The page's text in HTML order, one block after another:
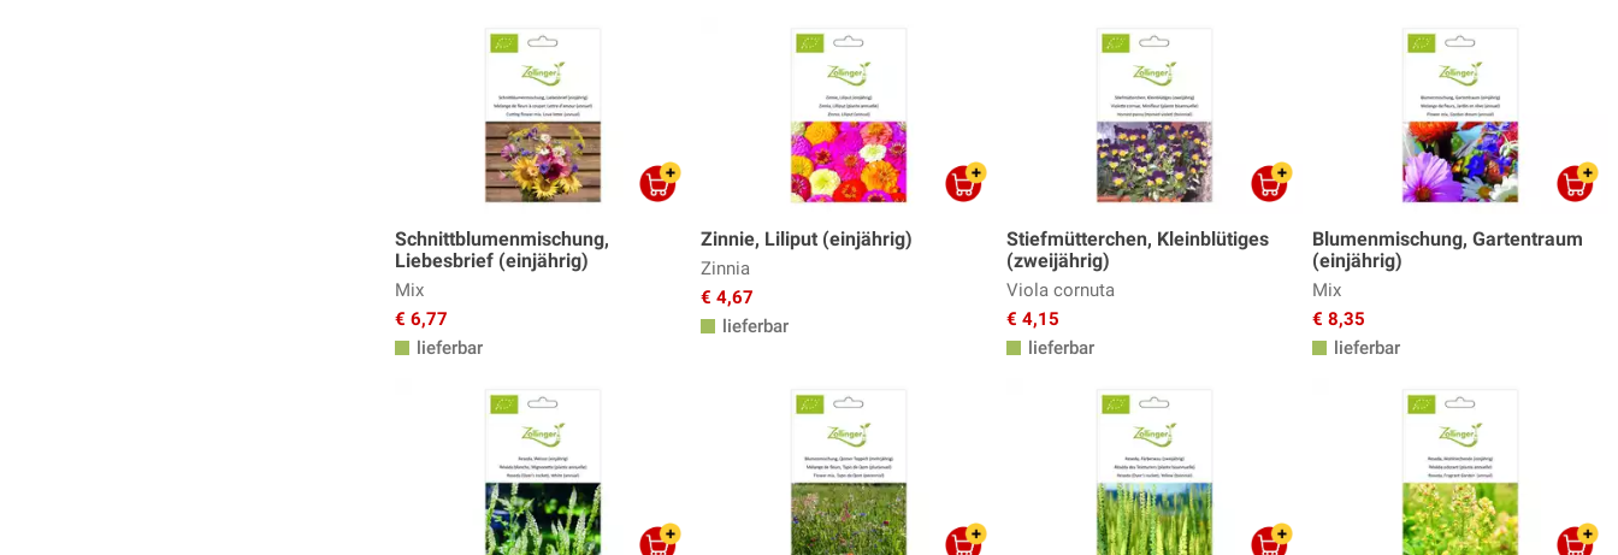
Schnittblumenmischung,
Liebesbrief (einjährig)
Mix
€ 6,77
lieferbar
Zinnie, Liliput (einjährig)
Zinnia
€ 4,67
lieferbar
Stiefmütterchen, Kleinblütiges
(zweijährig)
Viola cornuta
€ 4,15
lieferbar
Blumenmischung, Gartentraum
(einjährig)
Mix
€ 8,35
lieferbar